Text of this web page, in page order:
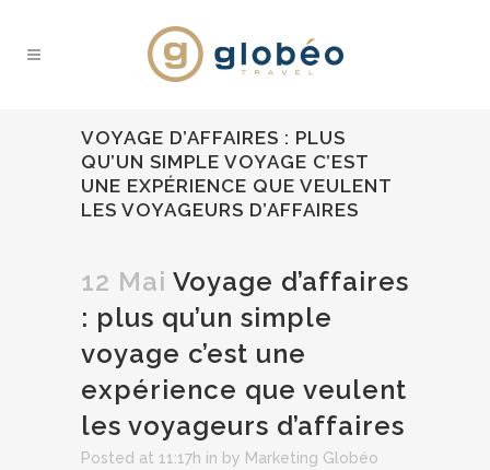
VOYAGE D’AFFAIRES : PLUS
QU’UN SIMPLE VOYAGE C’EST
UNE EXPÉRIENCE QUE VEULENT
LES VOYAGEURS D’AFFAIRES
12 Mai Voyage d’affaires
: plus qu’un simple
voyage c’est une
expérience que veulent
les voyageurs d’affaires
Posted at 11:17h in by Marketing Globéo